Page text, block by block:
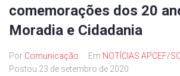
comemorações dos 20
Moradia e Cidadania
Por Comunicação Em NOTÍCIAS APCEF/
Postou 23 de setembro de 2020